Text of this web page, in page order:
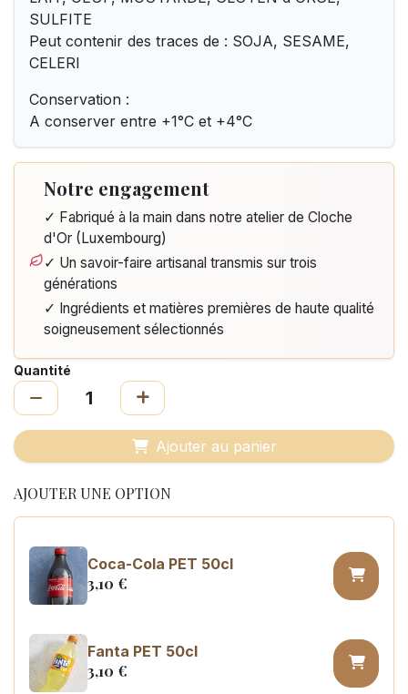
SULFITE
Peut contenir des traces de : SOJA, SESAME,
CELERI
Conservation :
A conserver entre +1°C et +4°C
Notre engagement
✓ Fabriqué à la main dans notre atelier de Cloche
d'Or (Luxembourg)
✓ Un savoir-faire artisanal transmis sur trois
générations
✓ Ingrédients et matières premières de haute qualité
soigneusement sélectionnés
Quantité
Ajouter au panier
AJOUTER UNE OPTION
Coca-Cola PET 50cl
3,10 €
Fanta PET 50cl
3,10 €